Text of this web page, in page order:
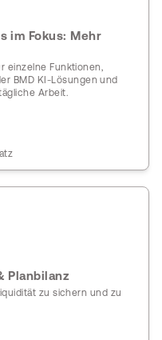
im Fokus: Mehr
einzelne Funktionen,
BMD KI-Lösungen und
Arbeit.
Planbilanz
zu sichern und zu